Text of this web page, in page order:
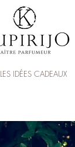
LES IDÉES CADEAUX